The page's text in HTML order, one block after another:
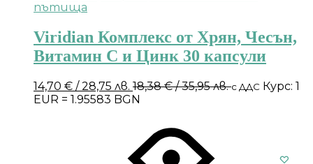
Viridian Комплекс от Хрян, Чесън,
Витамин С и Цинк 30 капсули
14,70 € / 28,75 лв. 18,38€/ 35,95 лв.с ДДС Курс: 1
EUR = 1.95583 BGN